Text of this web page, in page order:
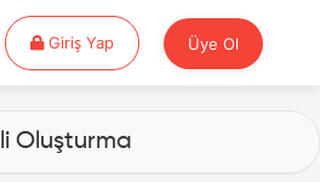
Giriş YapGiriş Yap Üye Ol
Oluşturma